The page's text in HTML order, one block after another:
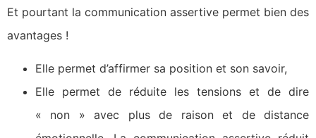
Et pourtant la communication assertive permet bien des
avantages !
Elle permet d’affirmer sa position et son savoir,
Elle permet de réduite les tensions et de dire
« non » avec plus de raison et de distance